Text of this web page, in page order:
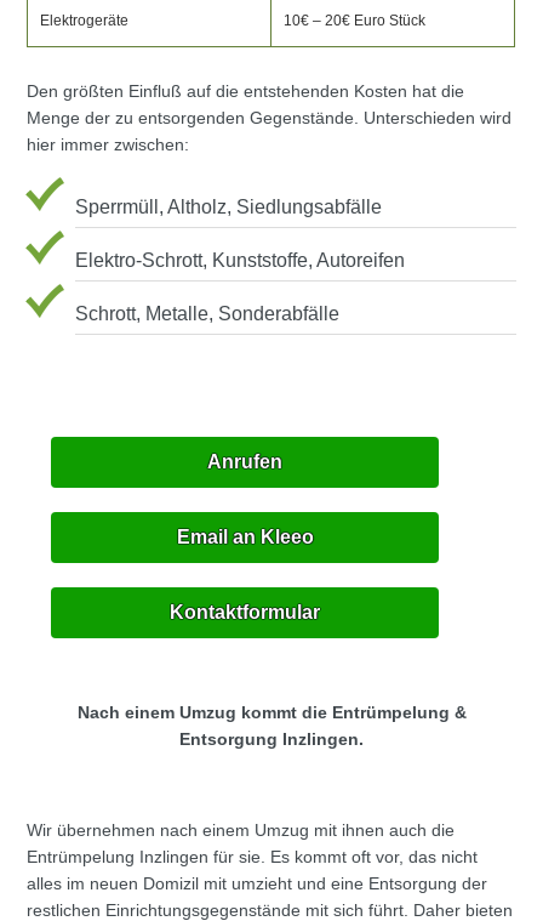
Elektrogeräte 10€ – 20€ Euro Stück
Den größten Einfluß auf die entstehenden Kosten hat die
Menge der zu entsorgenden Gegenstände. Unterschieden wird
hier immer zwischen:
Sperrmüll, Altholz, Siedlungsabfälle
Elektro-Schrott, Kunststoffe, Autoreifen
Schrott, Metalle, Sonderabfälle
Anrufen
Email an Kleeo
Kontaktformular
Nach einem Umzug kommt die Entrümpelung &
Entsorgung Inzlingen.
Wir übernehmen nach einem Umzug mit ihnen auch die
Entrümpelung Inzlingen für sie. Es kommt oft vor, das nicht
alles im neuen Domizil mit umzieht und eine Entsorgung der
restlichen Einrichtungsgegenstände mit sich führt. Daher bieten